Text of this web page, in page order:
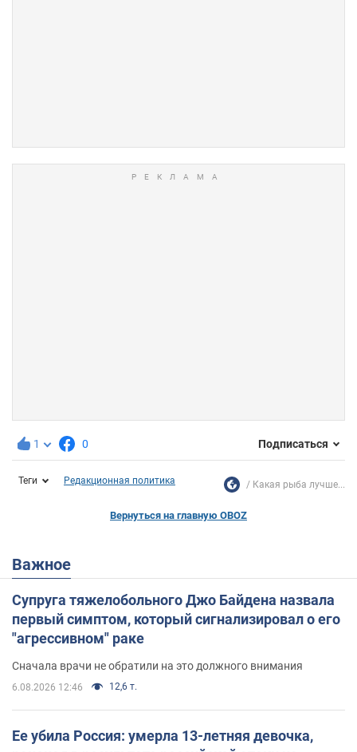
1 0 Подписаться
Теги Редакционная политика Какая рыба лучше...
Вернуться на главную OBOZ
Важное
Супруга тяжелобольного Джо Байдена назвала
первый симптом, который сигнализировал о его
"агрессивном" раке
Сначала врачи не обратили на это должного внимания
6.08.2026 12:46 12,6 т.
Ее убила Россия: умерла 13-летняя девочка,